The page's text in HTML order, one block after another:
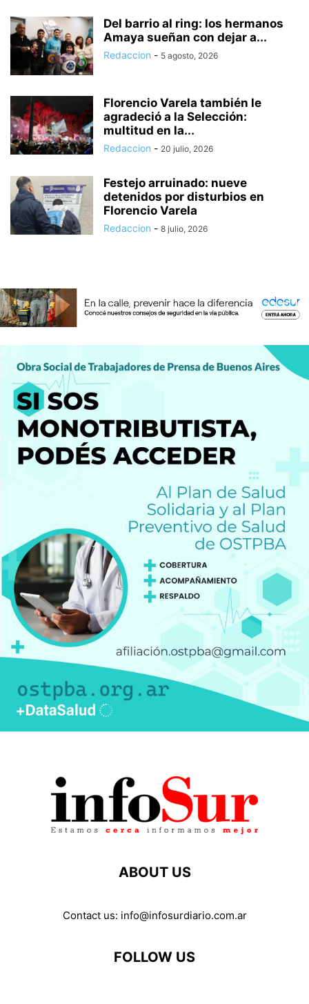
Del barrio al ring: los hermanos
Amaya sueñan con dejar a...
Redaccion - 5 agosto, 2026
Florencio Varela también le
agradeció a la Selección:
multitud en la...
Redaccion - 20 julio, 2026
Festejo arruinado: nueve
detenidos por disturbios en
Florencio Varela
Redaccion - 8 julio, 2026
ABOUT US
Contact us: info@infosurdiario.com.ar
FOLLOW US